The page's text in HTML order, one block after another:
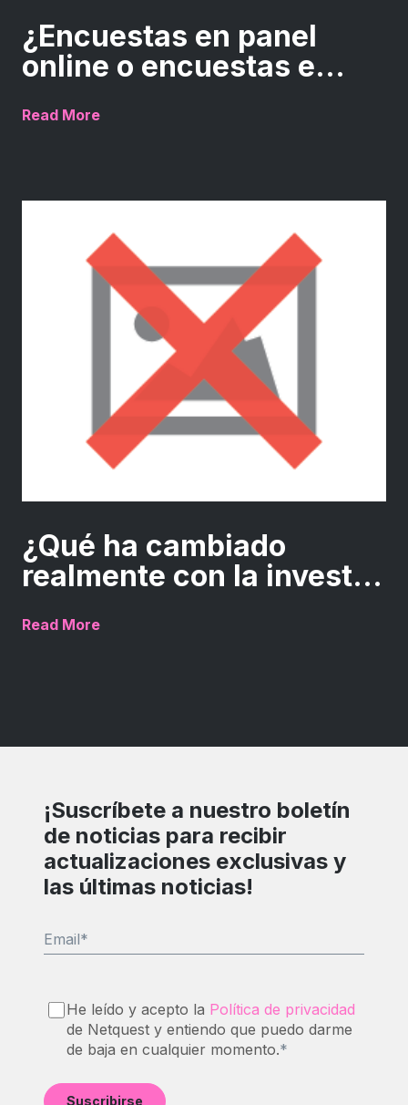
¿Encuestas en panel
online o encuestas e...
Read More
¿Qué ha cambiado
realmente con la invest...
Read More
¡Suscríbete a nuestro boletín
de noticias para recibir
actualizaciones exclusivas y
las últimas noticias!
Email*
He leído y acepto la Política de privacidad
de Netquest y entiendo que puedo darme
de baja en cualquier momento.*